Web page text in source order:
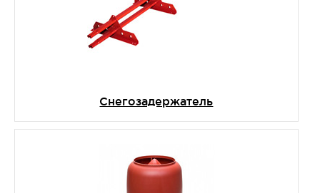
Снегозадержатель